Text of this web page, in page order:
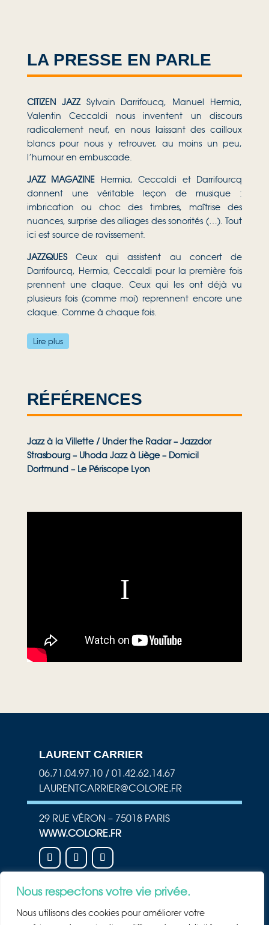
Nous respectons votre vie privée.
Nous utilisons des cookies pour améliorer votre
LA PRESSE EN PARLE
CITIZEN JAZZ Sylvain Darrifoucq, Manuel Hermia,
Valentin Ceccaldi nous inventent un discours
radicalement neuf, en nous laissant des cailloux
blancs pour nous y retrouver, au moins un peu,
l’humour en embuscade.
JAZZ MAGAZINE Hermia, Ceccaldi et Darrifourcq
donnent une véritable leçon de musique :
imbrication ou choc des timbres, maîtrise des
nuances, surprise des alliages des sonorités (…). Tout
ici est source de ravissement.
JAZZQUESCeux qui assistent au concert de
Darrifourcq, Hermia, Ceccaldi pour la première fois
prennent une claque. Ceux qui les ont déjà vu
plusieurs fois (comme moi) reprennent encore une
claque. Comme à chaque fois.
CITIZEN JAZZ
In Love With, la paire Sylvain Darrifourcq / Valentin
en trio.
MÉDIAPART(…) un album riche en timbre, rythmes
montrant aussi que l’humour est une affaire grave
lorsqu’ils détruisent l’horloge sans casser le tempo.
Lire plus
RÉFÉRENCES
Jazz à la Villette / Under the Radar – Jazzdor
Strasbourg – Uhoda Jazz à Liège – Domicil
Dortmund – Le Périscope Lyon
LAURENT CARRIER
06.71.04.97.10 / 01.42.62.14.67
LAURENTCARRIER@COLORE.FR
29 RUE VÉRON – 75018 PARIS
WWW.COLORE.FR
NEWSLETTER